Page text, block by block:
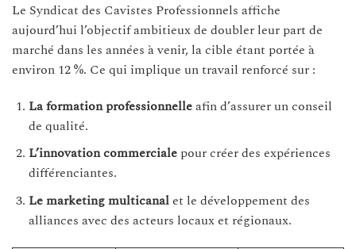
Le Syndicat des Cavistes Professionnels affiche
aujourd’hui l’objectif ambitieux de doubler leur part de
marché dans les années à venir, la cible étant portée à
environ 12 %. Ce qui implique un travail renforcé sur :
La formation professionnelleafin d’assurer un conseil
de qualité.
L’innovation commercialepour créer des expériences
différenciantes.
Le marketing multicanalet le développement des
alliances avec des acteurs locaux et régionaux.